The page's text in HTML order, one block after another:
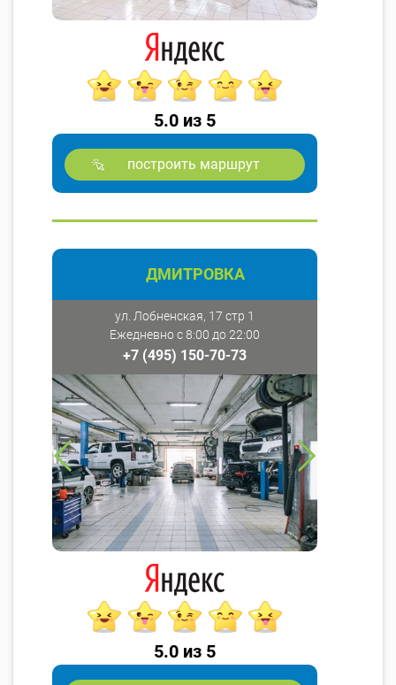
5.0 из 5
построить маршрут
ДМИТРОВКА
ул. Лобненская, 17 стр 1
Ежедневно с 8:00 до 22:00
+7 (495) 150-70-73
5.0 из 5